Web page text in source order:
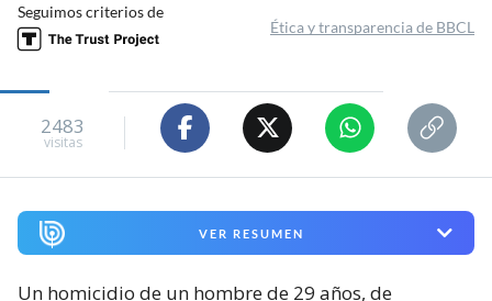
Seguimos criterios de
Ética y transparencia de BBCL
2483
visitas
VER RESUMEN
Un homicidio de un hombre de 29 años, de